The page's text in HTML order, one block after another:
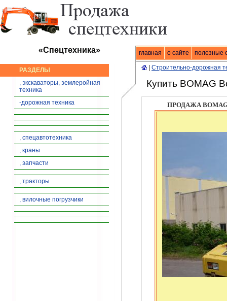
главная о сайте полезные
«Спецтехника» Спецтехника| продажа
РАЗДЕЛЫ
, экскаваторы, землеройная
техника
-дорожная техника
, спецавтотехника
, краны
, запчасти
, тракторы
, вилочные погрузчики
Строительно-дорожная
Купить BOMAG
ПРОДАЖА BOMAG